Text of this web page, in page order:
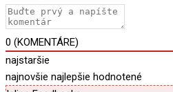
0 (KOMENTÁRE)
najstaršie
najnovšie najlepšie hodnotené